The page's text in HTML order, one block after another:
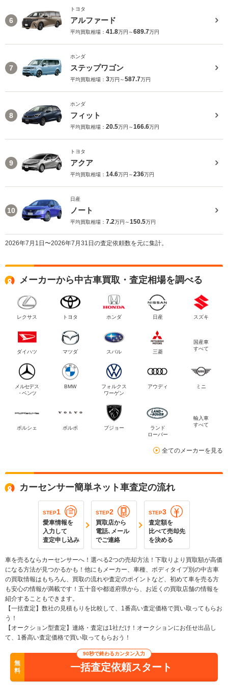
6
トヨタ
アルファード
平均買取相場： 41.8万円～689.7万円
7
ホンダ
ステップワゴン
平均買取相場： 3万円～587.7万円
8
ホンダ
フィット
平均買取相場： 20.5万円～166.6万円
9
トヨタ
アクア
平均買取相場： 14.6万円～236万円
10
日産
ノート
平均買取相場： 7.2万円～150.5万円
2026年7月1日〜2026年7月31日の査定依頼数を元に集計。
メーカーから中古車買取・査定相場を調べる
レクサス トヨタ ホンダ 日産 スズキ
ダイハツ マツダ スバル 三菱
国産車
すべて
メルセデス
・ベンツ
BMW
フォルクス
ワーゲン
アウディ ミニ
ポルシェ ボルボ プジョー
ランド
ローバー
輸入車
すべて
全てのメーカーを見る
カーセンサー簡単ネット車査定の流れ
STEP1
愛車情報を
入力して
査定申し込み
STEP2
買取店から
電話､メール
でご連絡
STEP3
査定額を
比べて売却先
を決める
車を売るならカーセンサーへ！選べる2つの売却方法！下取りより買取額が高価
になる方法が見つかるかも！他にもメーカー、車種、ボディタイプ別の中古車
の買取情報はもちろん、買取の流れや査定のポイントなど、初めて車を売る方
も安心の情報が満載です！五十音や都道府県から、お近くの買取店舗の情報を
紹介することもできます。
【一括査定】数社の見積もりを比較して、1番高い査定価格で買い取ってもらお
う！
【オークション型査定】連絡・査定は1社だけ！オークションにお任せ出品し
て、1番高い査定価格で買い取ってもらおう！
無
料
90秒で終わるカンタン入力
一括査定依頼スタート